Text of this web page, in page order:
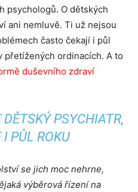
psychologů. O dětských
ani nemluvě. Ti už nejsou
často čekají i půl
přetížených ordinacích. A to
duševního zdraví
PSYCHIATR,
I PŮL ROKU
se jich moc nehrne,
výběrová řízení na